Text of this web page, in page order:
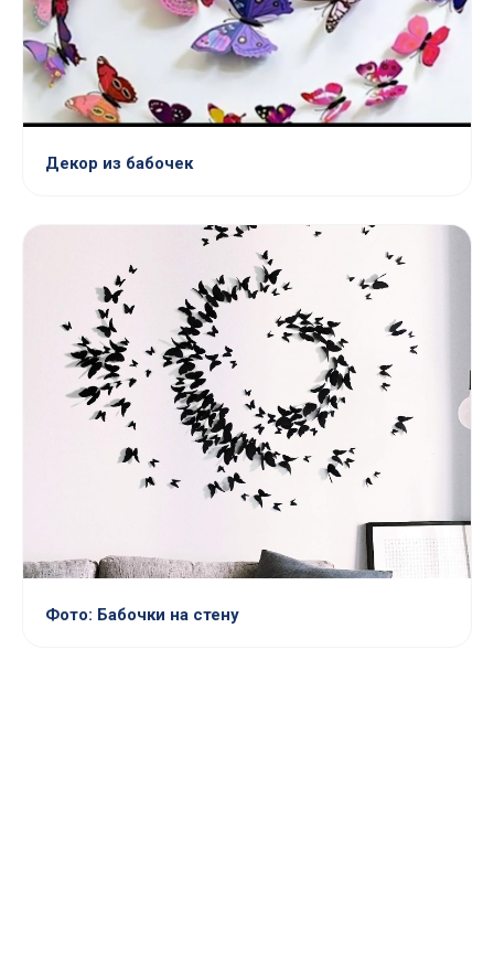
Декор из бабочек
Фото: Бабочки на стену